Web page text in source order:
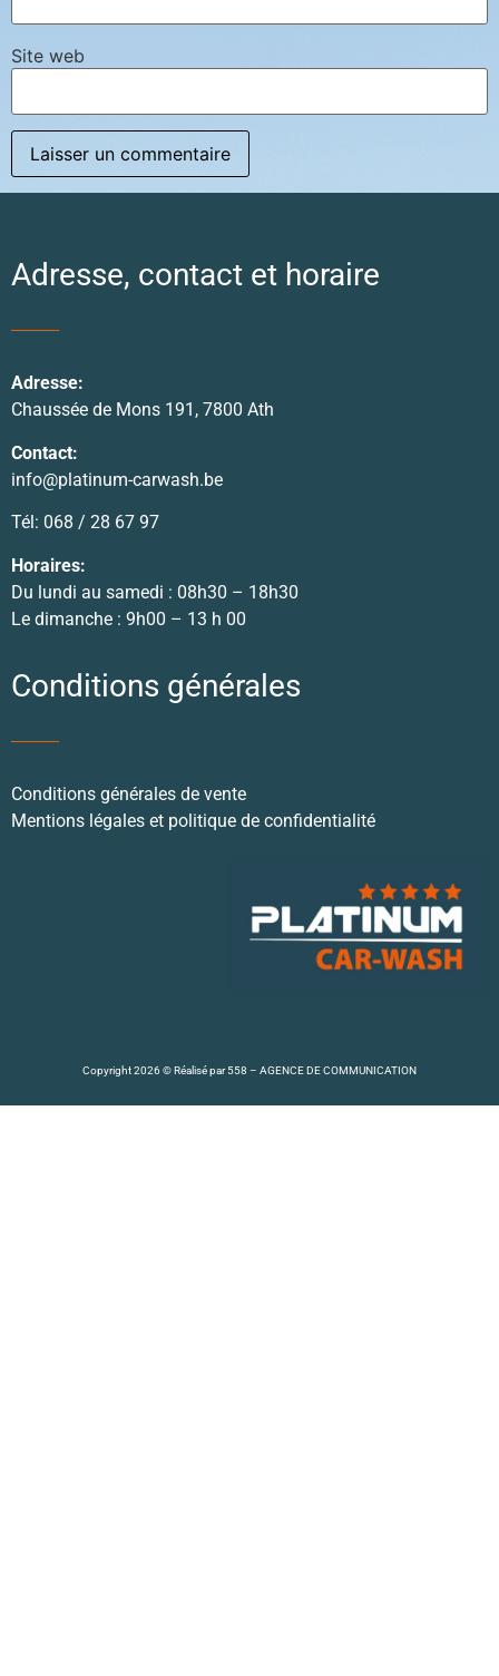
Site web
Adresse, contact et horaire
Adresse:
Chaussée de Mons 191, 7800 Ath
Contact:
info@platinum-carwash.be
Tél: 068 / 28 67 97
Horaires:
Du lundi au samedi : 08h30 – 18h30
Le dimanche : 9h00 – 13 h 00
Conditions générales
Conditions générales de vente
Mentions légales et politique de confidentialité
Copyright 2026 © Réalisé par558 – AGENCE DE COMMUNICATION